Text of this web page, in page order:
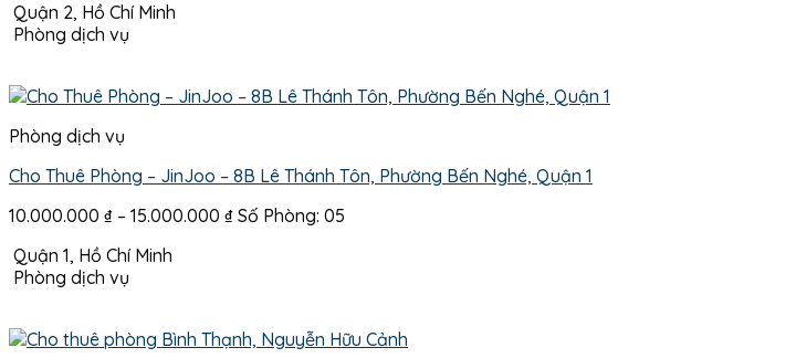
Quận 2, Hồ Chí Minh
Phòng dịch vụ
Phòng dịch vụ
Cho Thuê Phòng – JinJoo – 8B Lê Thánh Tôn, Phường Bến Nghé, Quận 1
10.000.000 ₫ – 15.000.000 ₫Khoảng
15.000.000 ₫
Số Phòng: 05
Quận 1, Hồ Chí Minh
Phòng dịch vụ